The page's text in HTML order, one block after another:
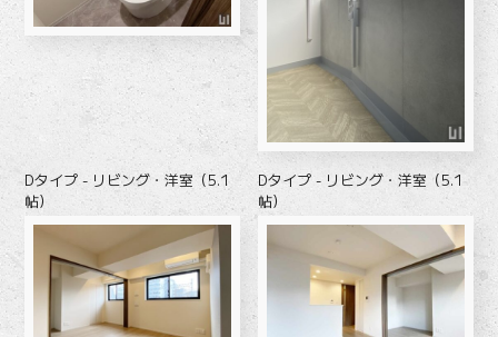
Dタイプ - リビング・洋室（5.1
帖）
Dタイプ - リビング・洋室（5.1
帖）